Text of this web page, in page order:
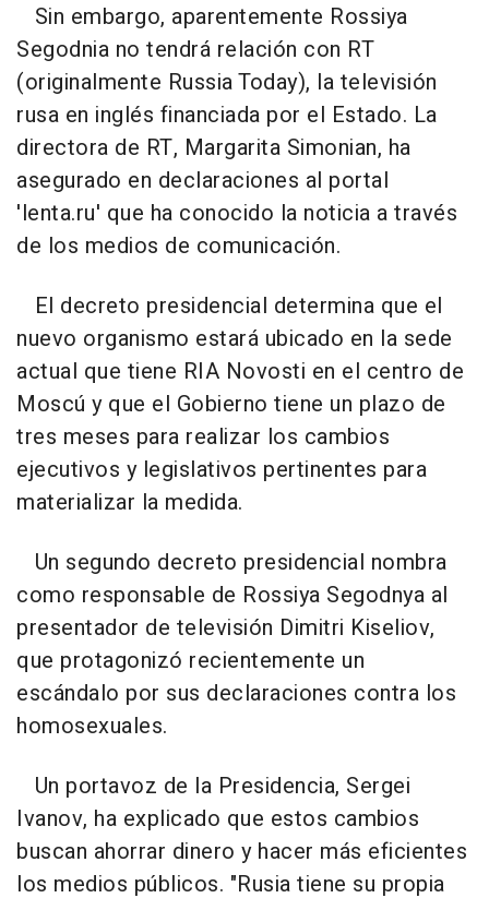
Sin embargo, aparentemente Rossiya
Segodnia no tendrá relación con RT
(originalmente Russia Today), la televisión
rusa en inglés financiada por el Estado. La
directora de RT, Margarita Simonian, ha
asegurado en declaraciones al portal
'lenta.ru' que ha conocido la noticia a través
de los medios de comunicación.
El decreto presidencial determina que el
nuevo organismo estará ubicado en la sede
actual que tiene RIA Novosti en el centro de
Moscú y que el Gobierno tiene un plazo de
tres meses para realizar los cambios
ejecutivos y legislativos pertinentes para
materializar la medida.
Un segundo decreto presidencial nombra
como responsable de Rossiya Segodnya al
presentador de televisión Dimitri Kiseliov,
que protagonizó recientemente un
escándalo por sus declaraciones contra los
homosexuales.
Un portavoz de la Presidencia, Sergei
Ivanov, ha explicado que estos cambios
buscan ahorrar dinero y hacer más eficientes
los medios públicos. "Rusia tiene su propia